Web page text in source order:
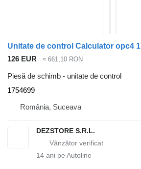
126 EUR ≈ 661,10 RON
Piesă de schimb - unitate de control
1754699
România, Suceava
DEZSTORE S.R.L.
14 ani pe Autoline